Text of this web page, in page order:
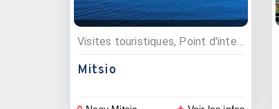
Visites touristiques, Point d'interêt
Mitsio